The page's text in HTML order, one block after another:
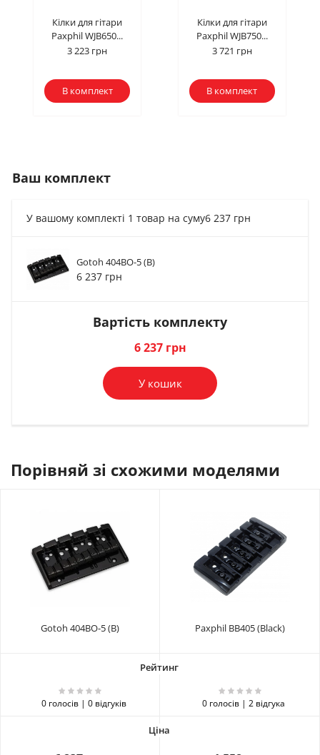
Кілки для гітари
Paxphil WJB650...
3 223 грн
В комплект
Кілки для гітари
Paxphil WJB750...
3 721 грн
В комплект
Кілки для гітари
Paxphil WJB650...
Ваш комплект
У вашому комплекті 1 товар на суму6 237 грн
Gotoh 404BO-5 (B)
6 237 грн
Вартість комплекту
6 237 грн
У кошик
Порівняй зі схожими моделями
Gotoh 404BO-5 (B) Paxphil BB405 (Black)
0 голосів | 0 відгуків 0 голосів | 2 відгука